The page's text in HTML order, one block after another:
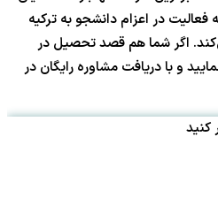
از 10 سال سابقه فعالیت در اعزام دانشجو به ترکیه
اگر شما هم قصد تحصیل در
و با دریافت مشاوره رایگان در
کنید